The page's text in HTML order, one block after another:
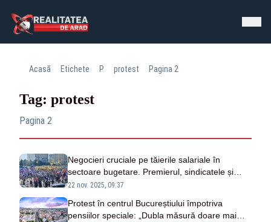
Acasă Etichete P protest Pagina 2
Tag: protest
Pagina 2
Negocieri cruciale pe tăierile salariale în
sectoare bugetare. Premierul, sindicatele și
patronatele discută săptămâna viitoare –
22 nov. 2025, 09:37
Protest în centrul Bucureștiului împotriva
pensiilor speciale: „Dubla măsură doare mai